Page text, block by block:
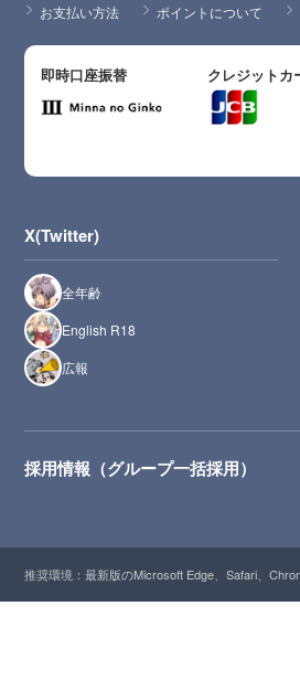
お支払い方法 ポイントについて
即時口座振替 クレジットカ
X(Twitter)
全年齢
English R18
広報
採用情報（グループ一括採用）
推奨環境：最新版のMicrosoft Edge、Safari、